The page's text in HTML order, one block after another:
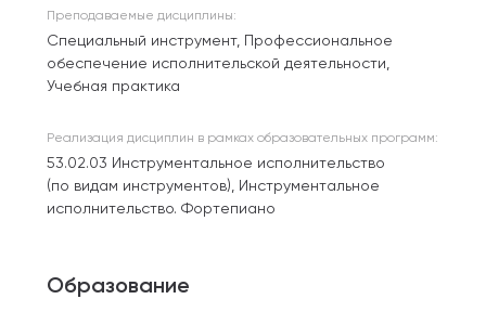
Преподаваемые дисциплины:
Специальный инструмент, Профессиональное
обеспечение исполнительской деятельности,
Учебная практика
Реализация дисциплин в рамках образовательных программ:
53.02.03 Инструментальное исполнительство
(по видам инструментов), Инструментальное
исполнительство. Фортепиано
Образование